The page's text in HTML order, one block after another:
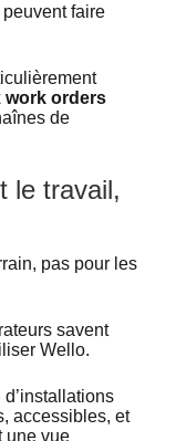
faire
work orders
de
le travail,
pas pour les
savent
Wello.
accessibles, et
une vue